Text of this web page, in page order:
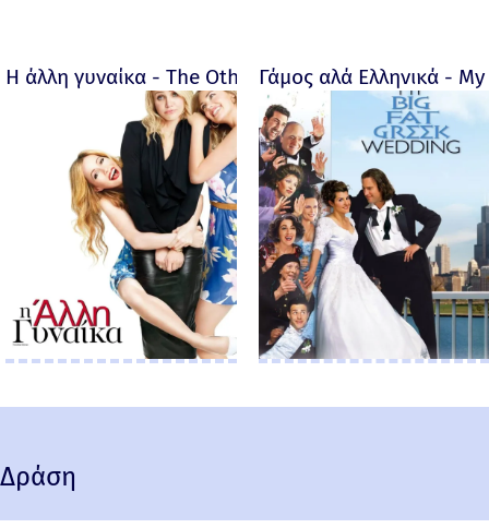
Η άλλη γυναίκα - The Other Woman – 2014
Γάμος αλά Ελληνικά -
Δράση